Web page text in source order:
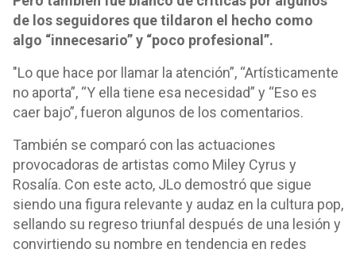
de los seguidores que tildaron el hecho como
algo “innecesario” y “poco profesional”.
"Lo que hace por llamar la atención”, “Artísticamente
no aporta”, “Y ella tiene esa necesidad” y “Eso es
caer bajo”, fueron algunos de los comentarios.
También se comparó con las actuaciones
provocadoras de artistas como Miley Cyrus y
Rosalía. Con este acto, JLo demostró que sigue
siendo una figura relevante y audaz en la cultura pop,
sellando su regreso triunfal después de una lesión y
convirtiendo su nombre en tendencia en redes